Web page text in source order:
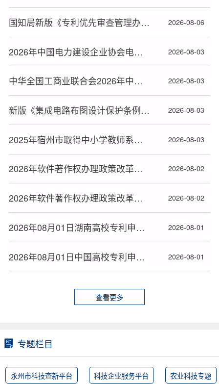
国知局新版《专利优先审查管理办法》2026年9月1日起施行 2026-08-06
2026年中国电力建设企业协会电力建设科研项目立项名单公布 2026-08-03
中华全国工商业联合会2026年中华技能大奖和全国技术能手推荐人选名单公布 2026-08-03
新版《集成电路布图设计保护条例》2026年10月15日起施行 2026-08-03
2025年宿州市取得中小学教师系列高级专业技术资格人员名单 2026-08-03
2026年软件著作权办理政策改革后永州市软著申请全流程指南 2026-08-02
2026年软件著作权办理政策改革后湖南省软著申请全流程指南 2026-08-02
2026年08月01日湖南高校专利申请授权量排名大数据分析报告 2026-08-01
2026年08月01日中国高校专利申请授权量排名大数据报告 2026-08-01
查看更多
专题栏目
永州市科技查新平台 科技企业服务平台 农业科技专题